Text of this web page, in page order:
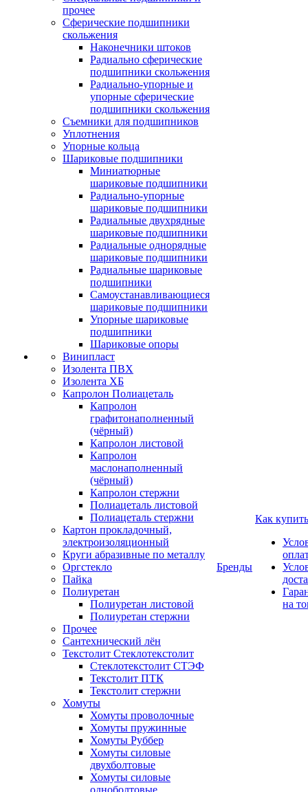
прочее
Сферические подшипники
скольжения
Наконечники штоков
Радиально сферические
подшипники скольжения
Радиально-упорные и
упорные сферические
подшипники скольжения
Съемники для подшипников
Уплотнения
Упорные кольца
Шариковые подшипники
Миниатюрные
шариковые подшипники
Радиально-упорные
шариковые подшипники
Радиальные двухрядные
шариковые подшипники
Радиальные однорядные
шариковые подшипники
Радиальные шариковые
подшипники
Самоустанавливающиеся
шариковые подшипники
Упорные шариковые
подшипники
Шариковые опоры
Винипласт
Изолента ПВХ
Изолента ХБ
Капролон Полиацеталь
Капролон
графитонаполненный
(чёрный)
Капролон листовой
Капролон
маслонаполненный
(чёрный)
Капролон стержни
Полиацеталь листовой
Полиацеталь стержни
Картон прокладочный,
электроизоляционный
Круги абразивные по металлу
Оргстекло
Пайка
Полиуретан
Полиуретан листовой
Полиуретан стержни
Прочее
Сантехнический лён
Текстолит Стеклотекстолит
Стеклотекстолит СТЭФ
Текстолит ПТК
Текстолит стержни
Хомуты
Хомуты проволочные
Хомуты пружинные
Хомуты Руббер
Хомуты силовые
двухболтовые
Хомуты силовые
одноболтовые
Бренды
Как купить
на